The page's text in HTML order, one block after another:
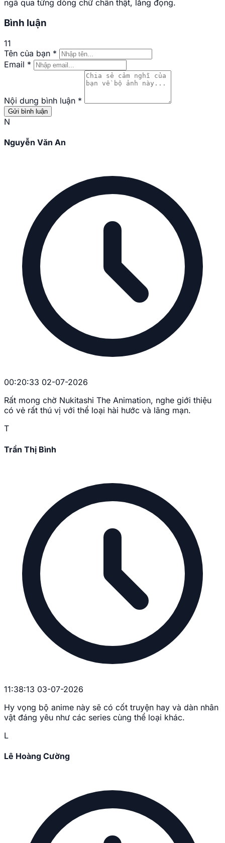
ngã qua từng dòng chữ chân thật, lắng đọng.
Bình luận
11
Tên của bạn *
Email *
Nội dung bình luận *
Gửi bình luận
N
Nguyễn Văn An
00:20:33 02-07-2026
Rất mong chờ Nukitashi The Animation, nghe giới thiệu
có vẻ rất thú vị với thể loại hài hước và lãng mạn.
T
Trần Thị Bình
11:38:13 03-07-2026
Hy vọng bộ anime này sẽ có cốt truyện hay và dàn nhân
vật đáng yêu như các series cùng thể loại khác.
L
Lê Hoàng Cường